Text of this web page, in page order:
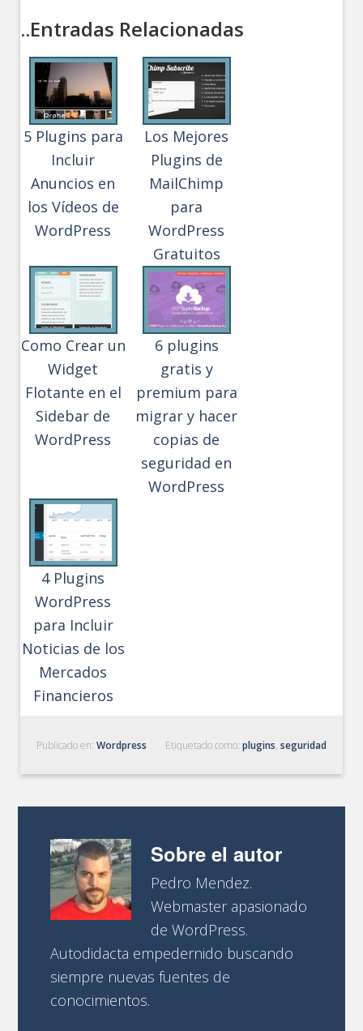
..Entradas Relacionadas
5 Plugins para
Incluir
Anuncios en
los Vídeos de
WordPress
Los Mejores
Plugins de
MailChimp
para
WordPress
Gratuitos
Como Crear un
Widget
Flotante en el
Sidebar de
WordPress
6 plugins
gratis y
premium para
migrar y hacer
copias de
seguridad en
WordPress
4 Plugins
WordPress
para Incluir
Noticias de los
Mercados
Financieros
Publicado en:Wordpress Etiquetado como: plugins, seguridad
Sobre el autor
Pedro Mendez.
Webmaster apasionado
de WordPress.
Autodidacta empedernido buscando
siempre nuevas fuentes de
conocimientos.